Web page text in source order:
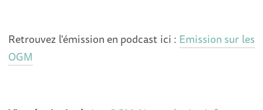
Retrouvez l'émission en podcast ici : Emission sur les
OGM